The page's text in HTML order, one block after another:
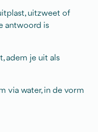
uitzweet of
antwoord is
adem je uit als
via water, in de vorm